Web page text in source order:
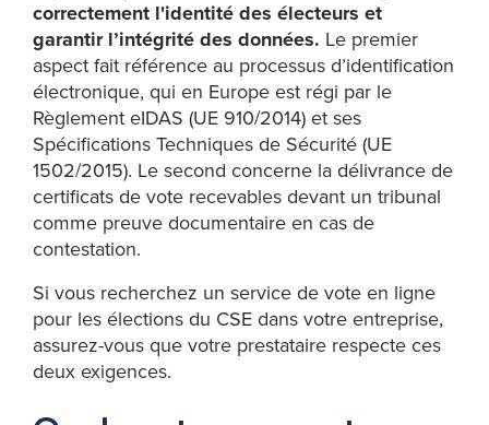
correctement l'identité des électeurs et
garantir l’intégrité des données. Le premier
aspect fait référence au processus d’identification
électronique, qui en Europe est régi par le
Règlement eIDAS (UE 910/2014) et ses
Spécifications Techniques de Sécurité (UE
1502/2015). Le second concerne la délivrance de
certificats de vote recevables devant un tribunal
comme preuve documentaire en cas de
contestation.
Si vous recherchez un service de vote en ligne
pour les élections du CSE dans votre entreprise,
assurez-vous que votre prestataire respecte ces
deux exigences.